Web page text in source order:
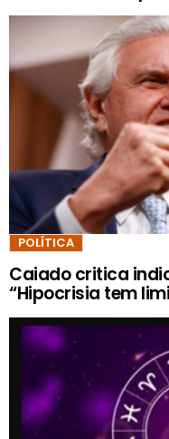
POLÍTICA
Caiado critica
“Hipocrisia tem